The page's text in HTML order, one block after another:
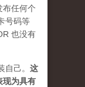
布任何个
号码等
也没有
己。 这
现为具有